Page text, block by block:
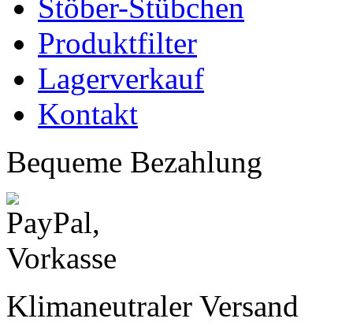
Stöber-Stübchen
Produktfilter
Lagerverkauf
Kontakt
Bequeme Bezahlung
Klimaneutraler Versand